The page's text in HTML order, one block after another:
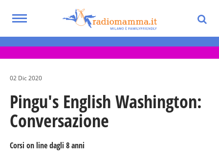
main
Toggle
Eventi per bambini, ragazzi e adolescenti
nella Città Metropolitana di Milano
02 Dic 2020
Pingu's English Washington:
Conversazione
Corsi on line dagli 8 anni